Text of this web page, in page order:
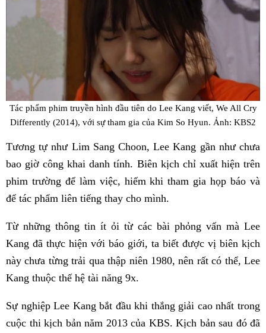
Tác phẩm phim truyền hình đầu tiên do Lee Kang viết, We All Cry
Differently (2014), với sự tham gia của Kim So Hyun. Ảnh: KBS2
Tương tự như Lim Sang Choon, Lee Kang gần như chưa
bao giờ công khai danh tính. Biên kịch chỉ xuất hiện trên
phim trường để làm việc, hiếm khi tham gia họp báo và
để tác phẩm liên tiếng thay cho mình.
Từ những thông tin ít ỏi từ các bài phỏng vấn mà Lee
Kang đã thực hiện với báo giới, ta biết được vị biên kịch
này chưa từng trải qua thập niên 1980, nên rất có thể, Lee
Kang thuộc thế hệ tài năng 9x.
Sự nghiệp Lee Kang bắt đầu khi thắng giải cao nhất trong
cuộc thi kịch bản năm 2013 của KBS. Kịch bản sau đó đã